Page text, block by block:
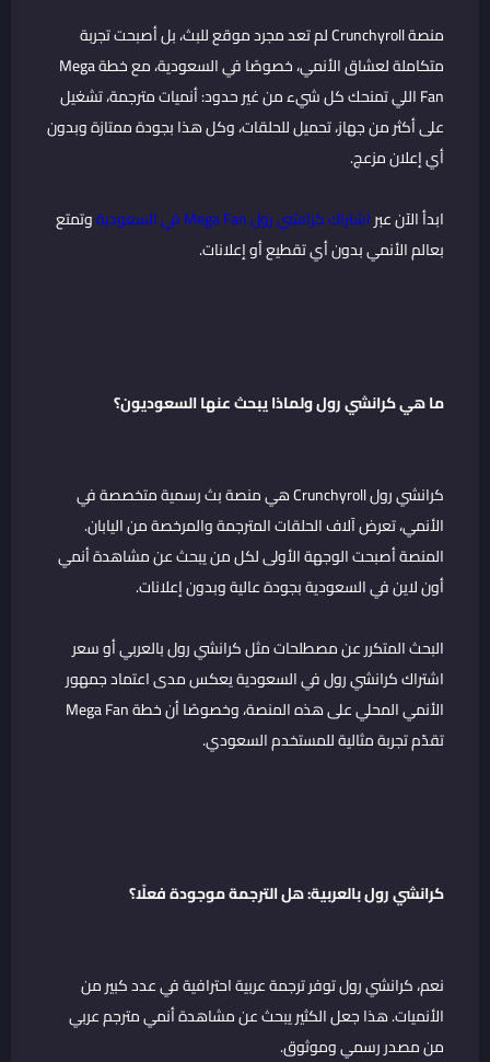
منصة Crunchyroll لم تعد مجرد موقع للبث، بل أصبحت تجربة
متكاملة لعشاق الأنمي، خصوصًا في السعودية، مع خطة Mega
Fan اللي تمنحك كل شيء من غير حدود: أنميات مترجمة، تشغيل
على أكثر من جهاز، تحميل للحلقات، وكل هذا بجودة ممتازة وبدون
أي إعلان مزعج.
ابدأ الآن عبراشتراك كرانشي رول Mega Fan في السعودية
وتمتع
بعالم الأنمي بدون أي تقطيع أو إعلانات.
ما هي كرانشي رول ولماذا يبحث عنها السعوديون؟
كرانشي رول Crunchyroll هي منصة بث رسمية متخصصة في
الأنمي، تعرض آلاف الحلقات المترجمة والمرخصة من اليابان.
المنصة أصبحت الوجهة الأولى لكل من يبحث عن مشاهدة أنمي
أون لاين في السعودية بجودة عالية وبدون إعلانات.
البحث المتكرر عن مصطلحات مثل كرانشي رول بالعربي أو سعر
اشتراك كرانشي رول في السعودية يعكس مدى اعتماد جمهور
الأنمي المحلي على هذه المنصة، وخصوصًا أن خطة Mega Fan
تقدّم تجربة مثالية للمستخدم السعودي.
كرانشي رول بالعربية: هل الترجمة موجودة فعلًا؟
نعم، كرانشي رول توفر ترجمة عربية احترافية في عدد كبير من
الأنميات. هذا جعل الكثير يبحث عن مشاهدة أنمي مترجم عربي
من مصدر رسمي وموثوق.